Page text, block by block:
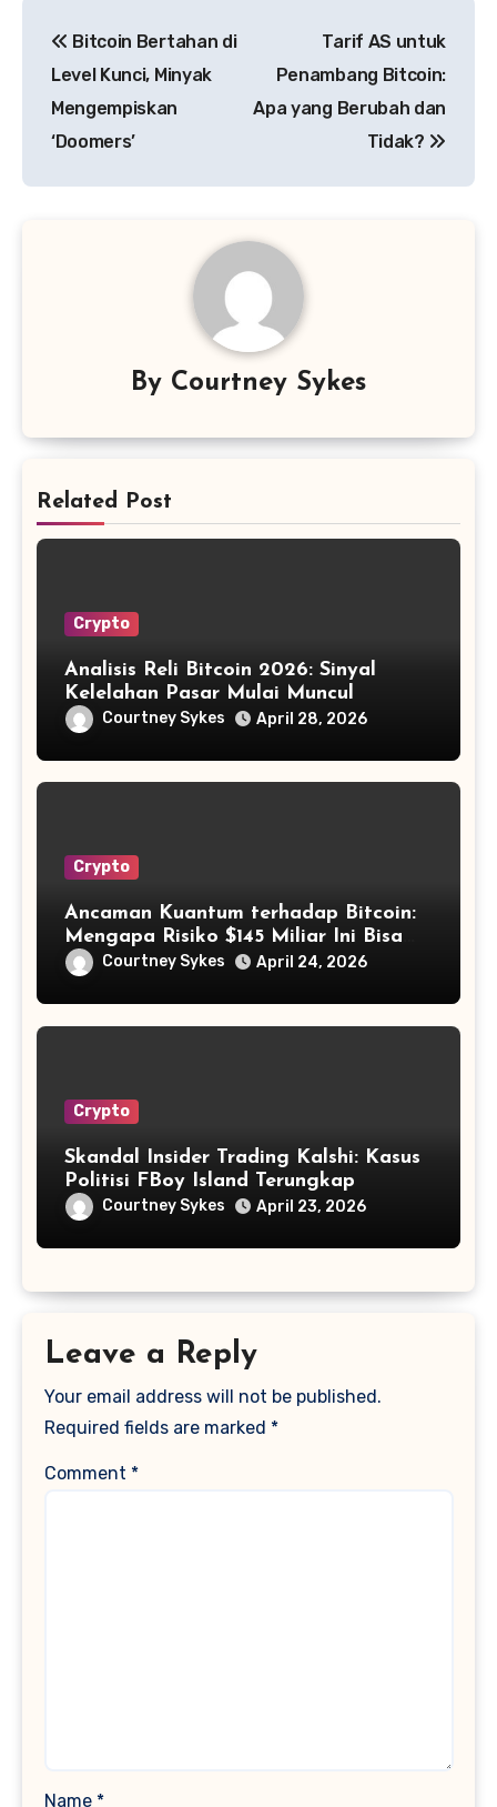
navigation
Bitcoin Bertahan di
Level Kunci, Minyak
Mengempiskan
‘Doomers’
Tarif AS untuk
Penambang Bitcoin:
Apa yang Berubah dan
Tidak?
By Courtney Sykes
Related Post
Crypto
Analisis Reli Bitcoin 2026: Sinyal
Kelelahan Pasar Mulai Muncul
Courtney Sykes April 28, 2026
Crypto
Ancaman Kuantum terhadap Bitcoin:
Mengapa Risiko $145 Miliar Ini Bisa
Dikelola?
Courtney Sykes April 24, 2026
Crypto
Skandal Insider Trading Kalshi: Kasus
Politisi FBoy Island Terungkap
Courtney Sykes April 23, 2026
Leave a Reply
Your email address will not be published.
Required fields are marked *
Comment *
Name *